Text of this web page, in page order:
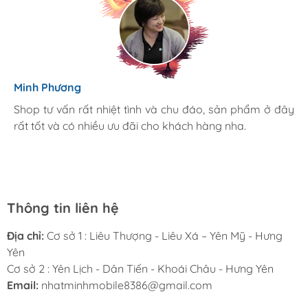
Diệu Linh
Mình rất hài lòng khi đến cửa hàng Nhật Minh Mobile. Ở
đây có rất nhiều sản phẩm chính hãng giá tốt hơn so
Minh Phương
Shop tư vấn rất nhiệt tình và chu đáo, sản phẩm ở đây
rất tốt và có nhiều ưu đãi cho khách hàng nha.
Thông tin liên hệ
Địa chỉ: Cơ sở 1 : Liêu Thượng - Liêu Xá – Yên Mỹ - Hưng
Yên
Cơ sở 2 : Yên Lịch - Dân Tiến - Khoái Châu - Hưng Yên
Email: nhatminhmobile8386@gmail.com